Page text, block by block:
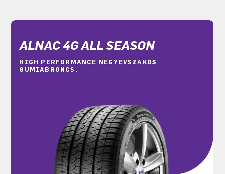
ALNAC 4G ALL SEASON
HIGH PERFORMANCE NÉGYÉVSZAKOS
GUMIABRONCS.